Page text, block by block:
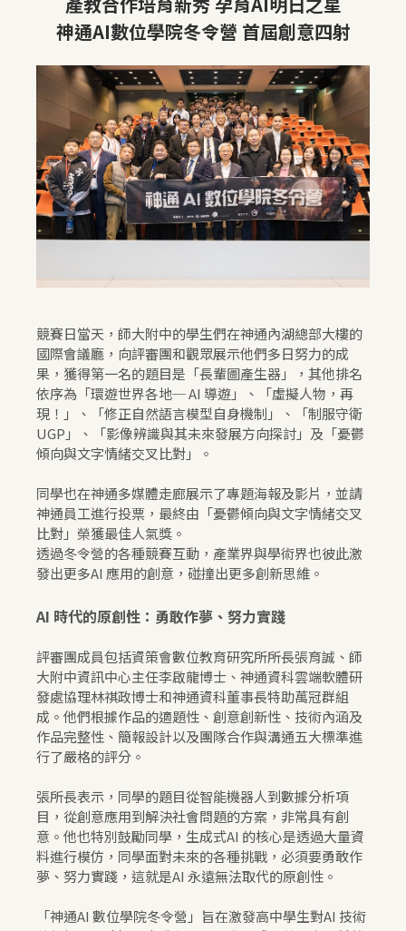
神通AI數位學院冬令營 首屆創意四射
競賽日當天，師大附中的學生們在神通內湖總部大樓的
國際會議廳，向評審團和觀眾展示他們多日努力的成
果，獲得第一名的題目是「長輩圖產生器」，其他排名
依序為「環遊世界各地─ AI 導遊」、「虛擬人物，再
現！」、「修正自然語言模型自身機制」、「制服守衛
UGP」、「影像辨識與其未來發展方向探討」及「憂鬱
傾向與文字情緒交叉比對」。
同學也在神通多媒體走廊展示了專題海報及影片，並請
神通員工進行投票，最終由「憂鬱傾向與文字情緒交叉
比對」榮獲最佳人氣獎。
透過冬令營的各種競賽互動，產業界與學術界也彼此激
發出更多AI 應用的創意，碰撞出更多創新思維。
AI 時代的原創性：勇敢作夢、努力實踐
評審團成員包括資策會數位教育研究所所長張育誠、師
大附中資訊中心主任李啟龍博士、神通資科雲端軟體研
發處協理林祺政博士和神通資科董事長特助萬冠群組
成。他們根據作品的適題性、創意創新性、技術內涵及
作品完整性、簡報設計以及團隊合作與溝通五大標準進
行了嚴格的評分。
張所長表示，同學的題目從智能機器人到數據分析項
目，從創意應用到解決社會問題的方案，非常具有創
意。他也特別鼓勵同學，生成式AI 的核心是透過大量資
料進行模仿，同學面對未來的各種挑戰，必須要勇敢作
夢、努力實踐，這就是AI 永遠無法取代的原創性。
「神通AI 數位學院冬令營」旨在激發高中學生對AI 技術